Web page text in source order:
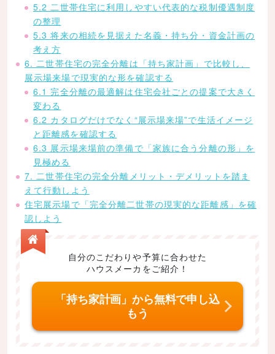
5.2 二世帯住宅に利用しやすい代表的な税制優遇制度
の整理
5.3 将来の相続を見据えた名義・持ち分・資金計画の
考え方
6. 二世帯住宅の完全分離は「持ち家計画」で比較し、
展示場来場で現実的な形を確認する
6.1 完全分離の最適解は住宅会社ごとの提案で大きく
変わる
6.2 カタログだけでなく“展示場来場”で生活イメージ
と距離感を確認する
6.3 展示場来場前の準備で「家族に合う分離の形」を
見極める
7. 二世帯住宅の完全分離メリット・デメリットを踏ま
えて行動しよう
住宅展示場で「完全分離二世帯の現実的な距離感」を確
認しよう
自分のこだわりや予算に合わせた
ハウスメーカをご紹介！
「持ち家計画」から無料で申し込
もう